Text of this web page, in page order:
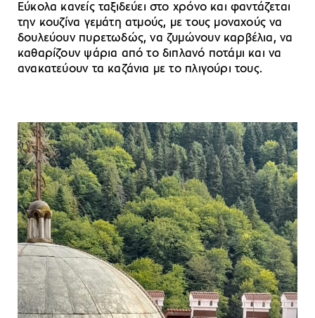
Εύκολα κανείς ταξιδεύει στο χρόνο και φαντάζεται
την κουζίνα γεμάτη ατμούς, με τους μοναχούς να
δουλεύουν πυρετωδώς, να ζυμώνουν καρβέλια, να
καθαρίζουν ψάρια από το διπλανό ποτάμι και να
ανακατεύουν τα καζάνια με το πλιγούρι τους.